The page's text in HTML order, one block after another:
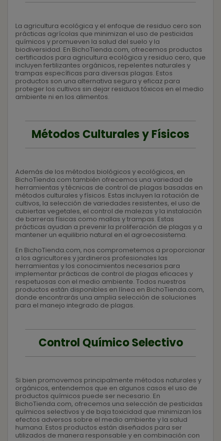
La agricultura ecológica y el enfoque de residuo cero son
prácticas agrícolas que minimizan el uso de pesticidas
químicos y promueven la salud del suelo y la
biodiversidad. En BichoTienda.com, ofrecemos productos
certificados para agricultura ecológica y residuo cero, que
incluyen fertilizantes orgánicos, repelentes naturales y
trampas específicas para diversas plagas. Estos
productos son una alternativa segura y eficaz para
proteger los cultivos sin dejar residuos tóxicos en el medio
ambiente ni en los alimentos.
Métodos Culturales y Físicos
Además de los métodos biológicos y ecológicos, en
BichoTienda.com también ofrecemos una variedad de
herramientas y técnicas de control de plagas basadas en
métodos culturales y físicos. Estas incluyen la rotación de
cultivos, la selección de variedades resistentes, el uso de
cubiertas vegetales, el control de malezas y la instalación
de barreras físicas como mallas y trampas. Estas
prácticas ayudan a prevenir la proliferación de plagas y a
mantener un equilibrio natural en el agroecosistema.
En BichoTienda.com, nos comprometemos a proporcionar
a los agricultores y jardineros profesionales las
herramientas y los conocimientos necesarios para
implementar prácticas de control de plagas eficaces y
respetuosas con el medio ambiente. Todos nuestros
productos están disponibles en línea en BichoTienda.com,
donde encontrarás una amplia selección de soluciones
para el manejo integrado de plagas.
Control Químico Selectivo
Si bien promovemos principalmente métodos naturales y
orgánicos, entendemos que en algunos casos el uso de
productos químicos puede ser necesario. En
BichoTienda.com, ofrecemos una selección de pesticidas
químicos selectivos y de baja toxicidad que minimizan los
efectos adversos sobre el medio ambiente y la salud
humana. Estos productos están diseñados para ser
utilizados de manera responsable y en combinación con